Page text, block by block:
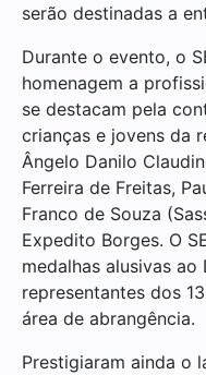
serão destinadas a
Durante o evento, o
homenagem a
se destacam pela
crianças e jovens da
Ângelo Danilo
Ferreira de Freitas,
Franco de Souza
Expedito Borges. O
medalhas alusivas
representantes dos
área de abrangência.
Prestigiaram ainda o